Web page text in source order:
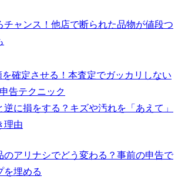
チャンス！他店で断られた品物が値段つ
確定させる！本査定でガッカリしない
告テクニック
逆に損をする？キズや汚れを「あえて」
理由
のアリナシでどう変わる？事前の申告で
を埋める